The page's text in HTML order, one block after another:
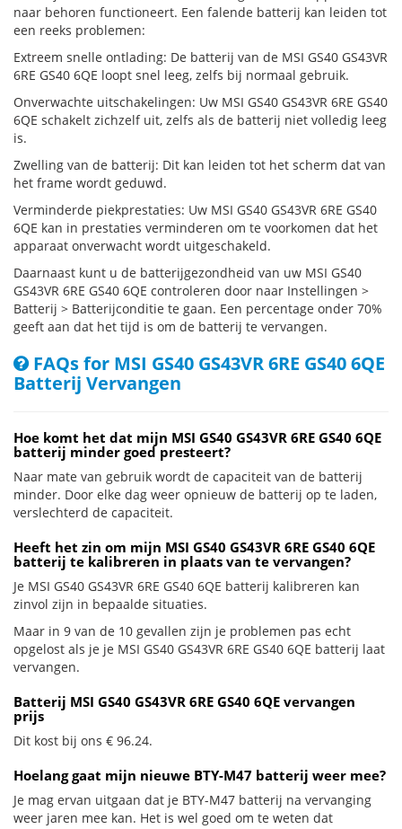
naar behoren functioneert. Een falende batterij kan leiden tot
een reeks problemen:
Extreem snelle ontlading: De batterij van de MSI GS40 GS43VR
6RE GS40 6QE loopt snel leeg, zelfs bij normaal gebruik.
Onverwachte uitschakelingen: Uw MSI GS40 GS43VR 6RE GS40
6QE schakelt zichzelf uit, zelfs als de batterij niet volledig leeg
is.
Zwelling van de batterij: Dit kan leiden tot het scherm dat van
het frame wordt geduwd.
Verminderde piekprestaties: Uw MSI GS40 GS43VR 6RE GS40
6QE kan in prestaties verminderen om te voorkomen dat het
apparaat onverwacht wordt uitgeschakeld.
Daarnaast kunt u de batterijgezondheid van uw MSI GS40
GS43VR 6RE GS40 6QE controleren door naar Instellingen >
Batterij > Batterijconditie te gaan. Een percentage onder 70%
geeft aan dat het tijd is om de batterij te vervangen.
FAQs for MSI GS40 GS43VR 6RE GS40 6QE
Batterij Vervangen
Hoe komt het dat mijn MSI GS40 GS43VR 6RE GS40 6QE
batterij minder goed presteert?
Naar mate van gebruik wordt de capaciteit van de batterij
minder. Door elke dag weer opnieuw de batterij op te laden,
verslechterd de capaciteit.
Heeft het zin om mijn MSI GS40 GS43VR 6RE GS40 6QE
batterij te kalibreren in plaats van te vervangen?
Je MSI GS40 GS43VR 6RE GS40 6QE batterij kalibreren kan
zinvol zijn in bepaalde situaties.
Maar in 9 van de 10 gevallen zijn je problemen pas echt
opgelost als je je MSI GS40 GS43VR 6RE GS40 6QE batterij laat
vervangen.
Batterij MSI GS40 GS43VR 6RE GS40 6QE vervangen
prijs
Dit kost bij ons € 96.24.
Hoelang gaat mijn nieuwe BTY-M47 batterij weer mee?
Je mag ervan uitgaan dat je BTY-M47 batterij na vervanging
weer jaren mee kan. Het is wel goed om te weten dat